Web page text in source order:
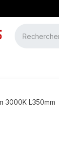
3000K L350mm